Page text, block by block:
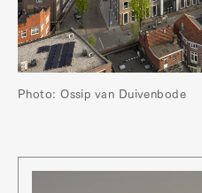
Photo: Ossip van Duivenbode